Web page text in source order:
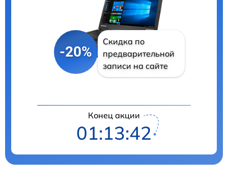
-20%
Скидка по
предварительной
записи на сайте
Конец акции
01:13:42